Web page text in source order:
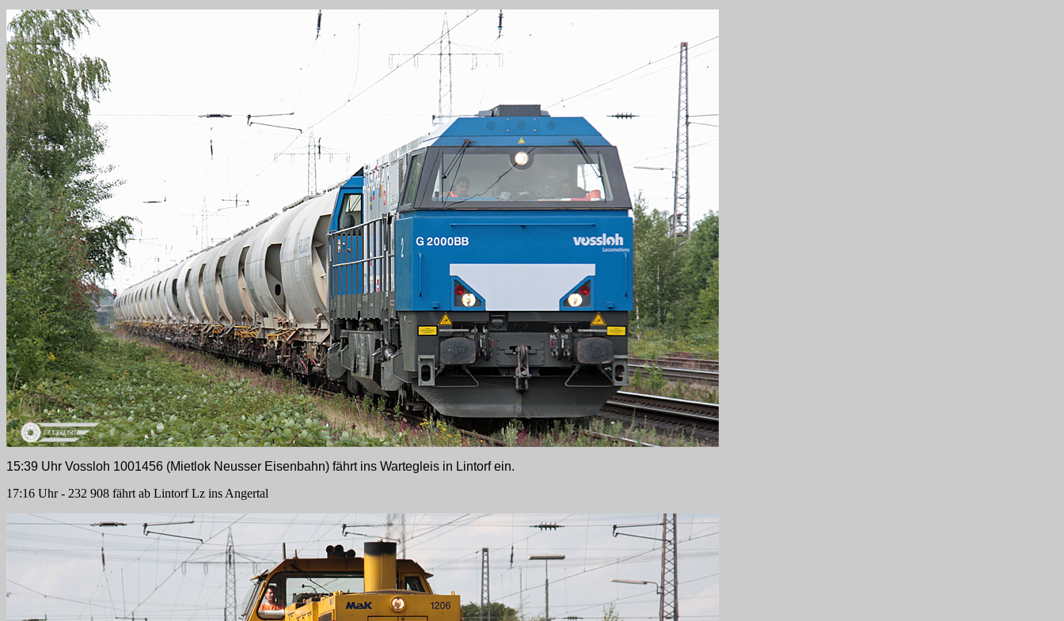
15:39 Uhr Vossloh 1001456 (Mietlok Neusser Eisenbahn) fährt ins Wartegleis in Lintorf ein.
17:16 Uhr - 232 908 fährt ab Lintorf Lz ins Angertal